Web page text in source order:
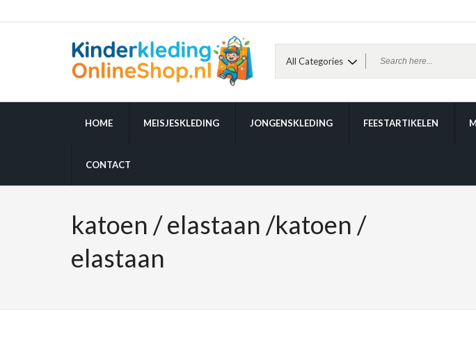
HOME MEISJESKLEDING JONGENSKLEDING FEESTARTIKELEN
CONTACT
katoen / elastaan /katoen /
elastaan